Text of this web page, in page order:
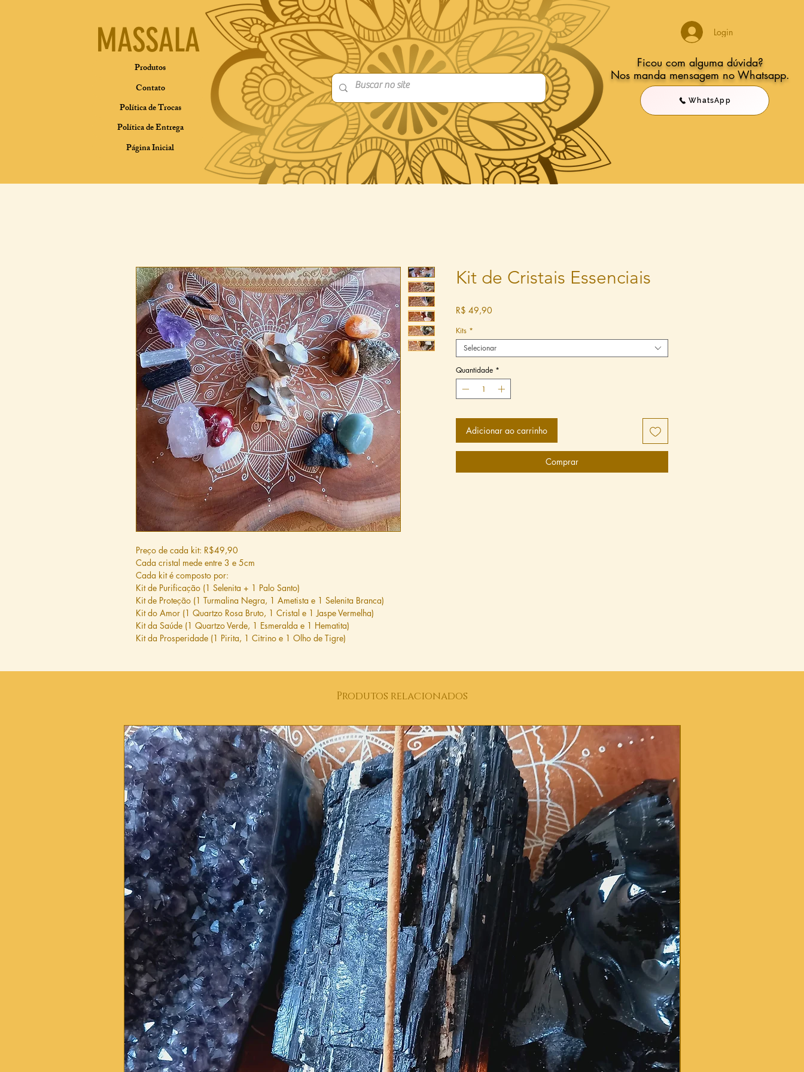
MASSALA
Produtos
Contato
Política de Trocas
Política de Entrega
Página Inicial
Login
Ficou com alguma dúvida?
Nos manda mensagem no Whatsapp.
WhatsApp
Preço de cada kit: R$49,90
Cada cristal mede entre 3 e 5cm
Cada kit é composto por:
Kit de Purificação (1 Selenita + 1 Palo Santo)
Kit de Proteção (1 Turmalina Negra, 1 Ametista e 1 Selenita Branca)
Kit do Amor (1 Quartzo Rosa Bruto, 1 Cristal e 1 Jaspe Vermelha)
Kit da Saúde (1 Quartzo Verde, 1 Esmeralda e 1 Hematita)
Kit da Prosperidade (1 Pirita, 1 Citrino e 1 Olho de Tigre)
Kit de Cristais Essenciais
R$ 49,90
Kits *
Selecionar
Quantidade *
Adicionar ao carrinho
Comprar
Produtos relacionados